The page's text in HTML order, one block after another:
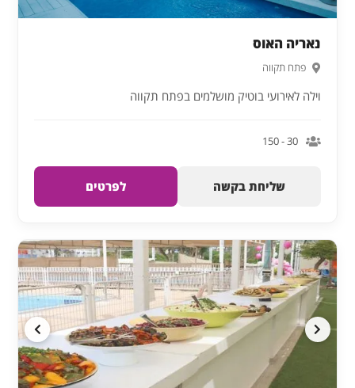
נאריה האוס
פתח תקווה
וילה לאירועי בוטיק מושלמים בפתח תקווה
30 - 150
שליחת בקשה לפרטים